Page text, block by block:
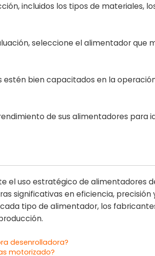
incluidos los tipos de materiales,
seleccione el alimentador que
estén bien capacitados en la
de sus alimentadores para
el uso estratégico de alimentadores
significativas en eficiencia, precisión
tipo de alimentador, los
desenrolladora?
motorizado?